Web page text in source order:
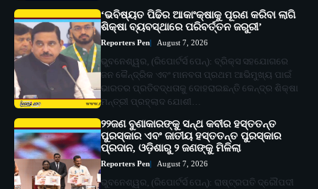
‘ଭବିଷ୍ୟତ ପିଢିର ଆକାଂକ୍ଷାକୁ ପୂରଣ କରିବା ଲାଗି
ଶିକ୍ଷା ବ୍ୟବସ୍ଥାରେ ପରିବର୍ତ୍ତନ ଜରୁରୀ’
Reporters Pen August 7, 2026
ଭୁବନେଶ୍ୱର, (ରିପୋର୍ଟର୍ସ ପେନ୍‌): ବ୍ରିକ୍ସ ସହଯୋଗରେ
ଜନ କୈନ୍ଦ୍ରିକ ଏବଂ ମାନବତା ପ୍ରଥମ ଆଭିମୁଖ୍ୟ ପାଇଁ
ଭାରତର ପ୍ରତିବଦ୍ଧତାକୁ ଦୋହରାଇଛନ୍ତି କେନ୍ଦ୍ର ଶିକ୍ଷା
ମନ୍ତ୍ରୀ ପ୍ରହ୍ଲାଦ ଯୋଶୀ…
୨୨ଜଣ ବୁଣାକାରଙ୍କୁ ସନ୍ଥ କବୀର ହସ୍ତତନ୍ତ
ପୁରସ୍କାର ଏବଂ ଜାତୀୟ ହସ୍ତତନ୍ତ ପୁରସ୍କାର
ପ୍ରଦାନ, ଓଡ଼ିଶାରୁ ୨ ଜଣଙ୍କୁ ମିଳିଲା
Reporters Pen August 7, 2026
ଭୁବନେଶ୍ୱର, (ରିପୋର୍ଟର୍ସ ପେନ୍‌): ରାଷ୍ଟ୍ରପତି ଦ୍ରୌପଦୀ